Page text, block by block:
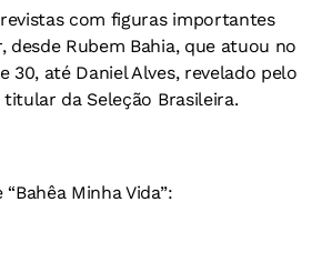
com figuras importantes
Rubem Bahia, que atuou no
30, até Daniel Alves, revelado pelo
da Seleção Brasileira.
Minha Vida”: